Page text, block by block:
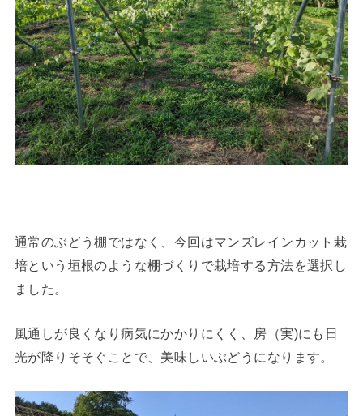
通常のぶどう棚ではなく、今回はマンズレインカット栽
培という垣根のような棚づくりで栽培する方法を選択し
ました。
風通しが良くなり病気にかかりにくく、房（実)にも日
光が降りそそぐことで、美味しいぶどうになります。